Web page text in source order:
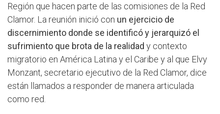
Región que hacen parte de las comisiones de la Red
Clamor. La reunión inició con un ejercicio de
discernimiento donde se identificó y jerarquizó el
sufrimiento que brota de la realidad y contexto
migratorio en América Latina y el Caribe y al que Elvy
Monzant, secretario ejecutivo de la Red Clamor, dice
están llamados a responder de manera articulada
como red.